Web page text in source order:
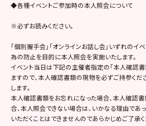
◆各種イベントご参加時の本人照会について
※必ずお読みください。
「個別握手会」「オンラインお話し会」いずれのイ
為の防止を目的に本人照会を実施いたします。
イベント当日は下記の主催者指定の「本人確認書
ますので、本人確認書類の現物を必ずご持参くだ
します。
本人確認書類をお忘れになった場合、本人確認
合、本人照会できない場合は、いかなる理由であ
いただくことはできませんのであらかじめご了承く